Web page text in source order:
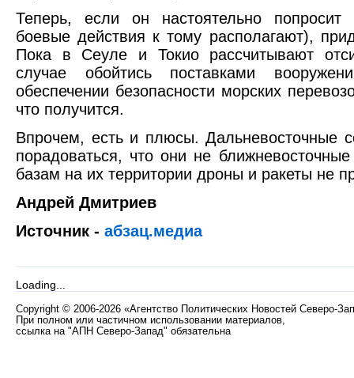
Теперь, если он настоятельно попросит
боевые действия к тому располагают),
Пока в Сеуле и Токио рассчитывают
случае обойтись поставками
обеспечении безопасности морских
что получится.
Впрочем, есть и плюсы. Дальневосточные
порадоваться, что они не
базам на их территории дроны и ракеты не
Андрей Дмитриев
Источник - абзац.медиа
Loading...
Copyright © 2006-2026 «Агентство Политических Новостей Северо-
При полном или частичном использовании материалов,
ссылка на "АПН Северо-Запад" обязательна